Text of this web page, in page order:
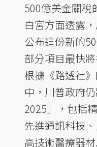
500億美金關稅
白宮方面透露
公布這份新的
部分項目最快
根據《路透社
中，川普政府
2025」，包括
先進通訊科技
高技術醫療器